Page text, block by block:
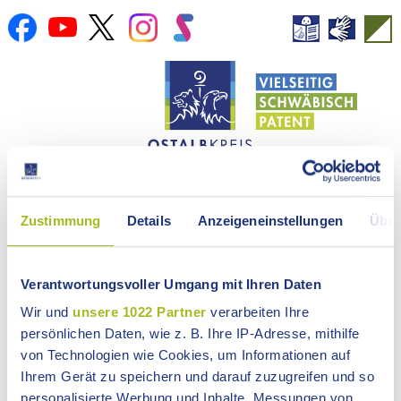
Zustimmung Details Anzeigeneinstellungen
Verantwortungsvoller Umgang mit Ihren Daten
Wir und unsere 1022 Partner verarbeiten Ihre
persönlichen Daten, wie z. B. Ihre IP-Adresse, mithilfe
von Technologien wie Cookies, um Informationen auf
Ihrem Gerät zu speichern und darauf zuzugreifen und so
NEWSROOM
LANDRATSAMT
ONLINE-SERVICE
LANDKREIS